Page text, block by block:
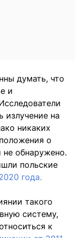
думать, что
и
излучение на
никаких
о
не обнаружено.
польские
года.
такого
систему,
к